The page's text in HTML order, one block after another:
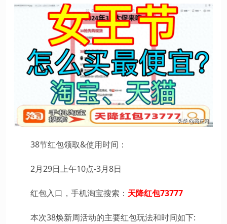
38节红包领取&使用时间：
2月29日上午10点-3月8日
红包入口，手机淘宝搜索： 天降红包73777
本次38焕新周活动的主要红包玩法和时间如下: